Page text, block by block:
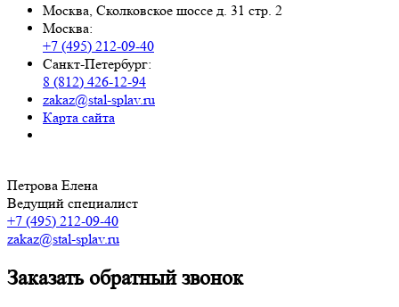
Москва, Сколковское шоссе д. 31 стр. 2
Москва:
+7 (495) 212-09-40
Санкт-Петербург:
8 (812) 426-12-94
zakaz@stal-splav.ru
Карта сайта
Петрова Елена
Ведущий специалист
+7 (495) 212-09-40
zakaz@stal-splav.ru
Заказать обратный звонок